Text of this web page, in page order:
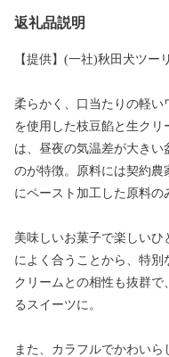
返礼品説明
【提供】(一社)秋田犬ツー
柔らかく、口当たりの軽い
を使用した枝豆餡と生ク
は、昼夜の気温差が大き
のが特徴。原料には契約農
にペースト加工した原料の
美味しいお菓子で楽しい
によく合うことから、特別
クリームとの相性も抜群で
るスイーツに。
また、カラフルでかわい